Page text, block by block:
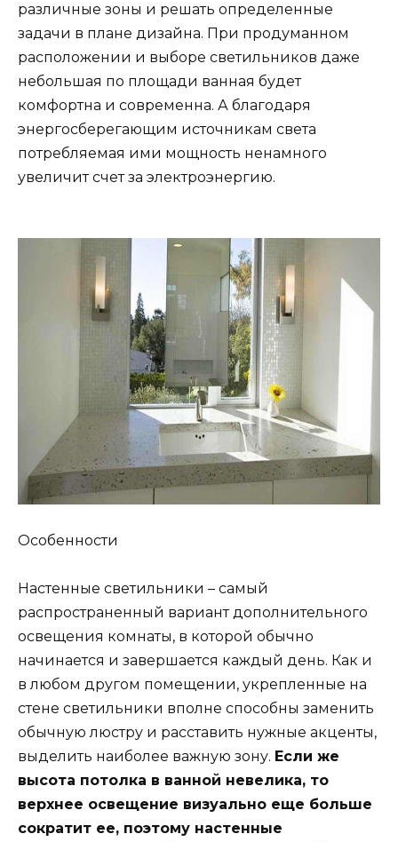
различные зоны и решать определенные
задачи в плане дизайна. При продуманном
расположении и выборе светильников даже
небольшая по площади ванная будет
комфортна и современна. А благодаря
энергосберегающим источникам света
потребляемая ими мощность ненамного
увеличит счет за электроэнергию.
Особенности
Настенные светильники – самый
распространенный вариант дополнительного
освещения комнаты, в которой обычно
начинается и завершается каждый день. Как и
в любом другом помещении, укрепленные на
стене светильники вполне способны заменить
обычную люстру и расставить нужные акценты,
выделить наиболее важную зону. Если же
высота потолка в ванной невелика, то
верхнее освещение визуально еще больше
сократит ее, поэтому настенные